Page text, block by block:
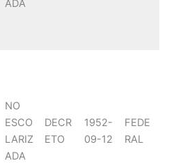
ADA
NO
ESCO
LARIZ
ADA
DECR
ETO
1952-
09-12
FEDE
RAL